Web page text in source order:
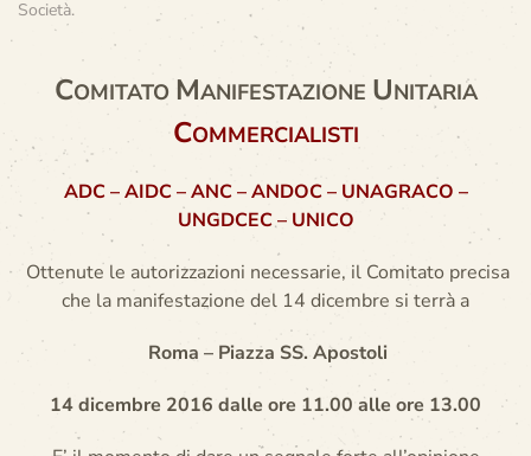
Società.
COMITATO MANIFESTAZIONE UNITARIA
COMMERCIALISTI
ADC – AIDC – ANC – ANDOC – UNAGRACO –
UNGDCEC – UNICO
Ottenute le autorizzazioni necessarie, il Comitato precisa
che la manifestazione del 14 dicembre si terrà a
Roma – Piazza SS. Apostoli
14 dicembre 2016 dalle ore 11.00 alle ore 13.00